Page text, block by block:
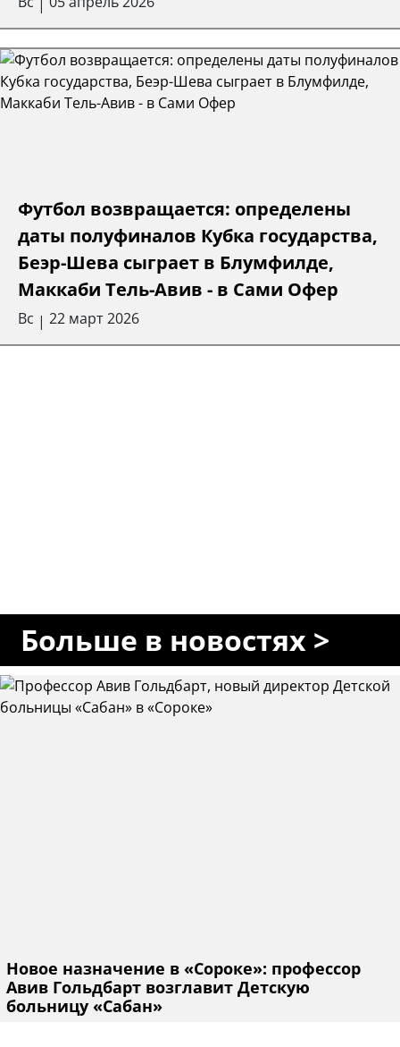
Футбол возвращается: определены
даты полуфиналов Кубка государства,
Беэр-Шева сыграет в Блумфилде,
Маккаби Тель-Авив - в Сами Офер
Вс | 22 март 2026
Больше в новостях >
Новое назначение в «Сороке»: профессор
Авив Гольдбарт возглавит Детскую
больницу «Сабан»